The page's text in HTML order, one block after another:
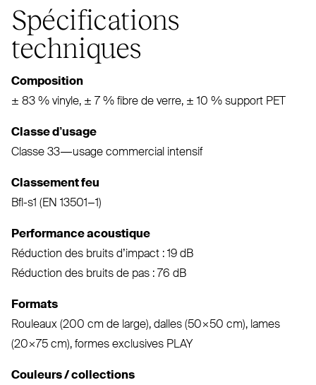
Spécifications
techniques
Com­position
± 83 % vinyle, ± 7 % fibre de verre, ± 10 % support PET
Classe d’usage
Classe 33 — usage com­mercial intensif
Classement feu
Bfl-s1 (EN 13501 – 1)
Per­formance acoustique
Réduction des bruits d’impact : 19 dB
Réduction des bruits de pas : 76 dB
Formats
Rouleaux (200 cm de large), dalles (50×50 cm), lames
(20×75 cm), formes exclusives PLAY
Couleurs / col­lections